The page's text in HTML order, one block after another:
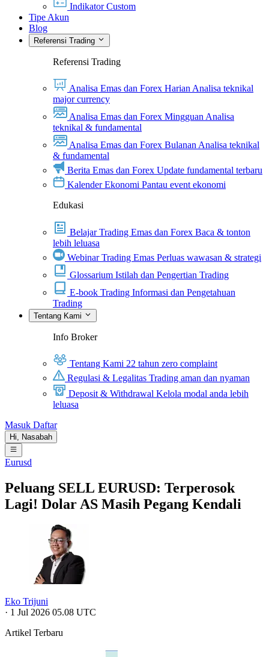
Indikator Custom
Tipe Akun
Blog
Referensi Trading
Referensi Trading
Analisa Emas dan Forex Harian Analisa teknikal
major currency
Analisa Emas dan Forex Mingguan Analisa
teknikal & fundamental
Analisa Emas dan Forex Bulanan Analisa teknikal
& fundamental
Berita Emas dan Forex Update fundamental terbaru
Kalender Ekonomi Pantau event ekonomi
Edukasi
Belajar Trading Emas dan Forex Baca & tonton
lebih leluasa
Webinar Trading Emas Perluas wawasan & strategi
Glossarium Istilah dan Pengertian Trading
E-book Trading Informasi dan Pengetahuan
Trading
Tentang Kami
Info Broker
Tentang Kami 22 tahun zero complaint
Regulasi & Legalitas Trading aman dan nyaman
Deposit & Withdrawal Kelola modal anda lebih
leluasa
Masuk Daftar
Hi, Nasabah
Eurusd
Peluang SELL EURUSD: Terperosok
Lagi! Dolar AS Masih Pegang Kendali
Eko Trijuni
· 1 Jul 2026 05.08 UTC
Artikel Terbaru